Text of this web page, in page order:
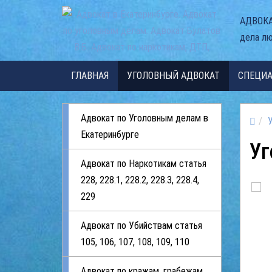
дела
ГЛАВНАЯ УГОЛОВНЫЙ АДВОКАТ
Адвокат по Уголовным делам в
Екатеринбурге
Адвокат по Наркотикам статья
228, 228.1, 228.2, 228.3, 228.4,
229
Адвокат по Убийствам статья
105, 106, 107, 108, 109, 110